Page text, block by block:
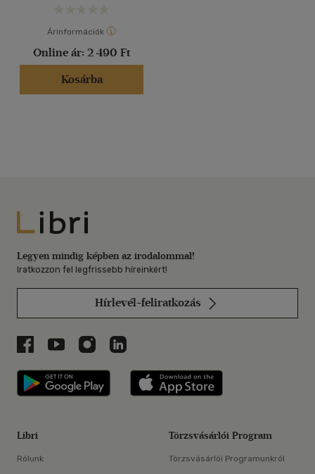
Árinformációk
Online ár: 2 490 Ft
Kosárba
Libri
Legyen mindig képben az irodalommal!
Iratkozzon fel legfrissebb híreinkért!
Hírlevél-feliratkozás
Libri a Facebookon
Libri a Youtube-on
Libri az Instagramon
Libri a LinkedInen
Libri applikáció Szerezd meg: Google
Libri
Rólunk
Törzsvásárlói Program
Törzsvásárlói Programunkról